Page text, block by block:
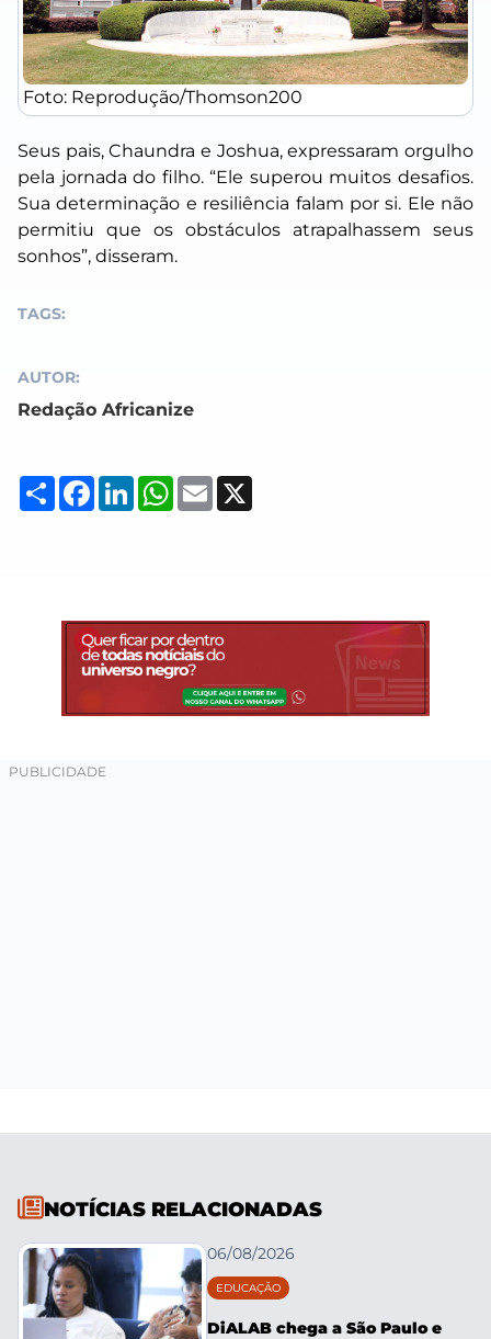
Foto: Reprodução/Thomson200
Seus pais, Chaundra e Joshua, expressaram orgulho
pela jornada do filho. “Ele superou muitos desafios.
Sua determinação e resiliência falam por si. Ele não
permitiu que os obstáculos atrapalhassem seus
sonhos”, disseram.
TAGS:
AUTOR:
Redação Africanize
Compartilhar
Facebook
LinkedInWhatsApp
Email
NOTÍCIAS RELACIONADAS
06/08/2026
EDUCAÇÃO
DiALAB chega a São Paulo e